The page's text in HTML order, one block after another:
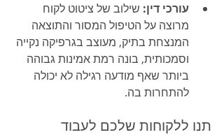
עורכי דין: שילוב של ציטוט לקוח
מרוצה על הטיפול המסור והתוצאה
המנצחת בתיק, מעוצב בגרפיקה נקייה
וסמכותית, בונה רמת אמינות גבוהה
ביותר שאף מודעה רגילה לא יכולה
להתחרות בה.
תנו ללקוחות שלכם לעבוד